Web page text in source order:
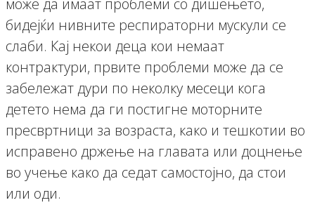
може да имаат проблеми со дишењето,
бидејќи нивните респираторни мускули се
слаби. Кај некои деца кои немаат
контрактури, првите проблеми може да се
забележат дури по неколку месеци кога
детето нема да ги постигне моторните
пресвртници за возраста, како и тешкотии во
исправено држење на главата или доцнење
во учење како да седат самостојно, да стои
или оди.